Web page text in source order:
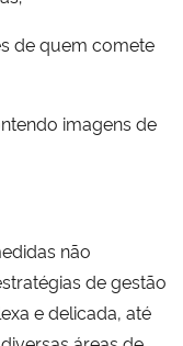
de quem comete
imagens de
não
de gestão
e delicada, até